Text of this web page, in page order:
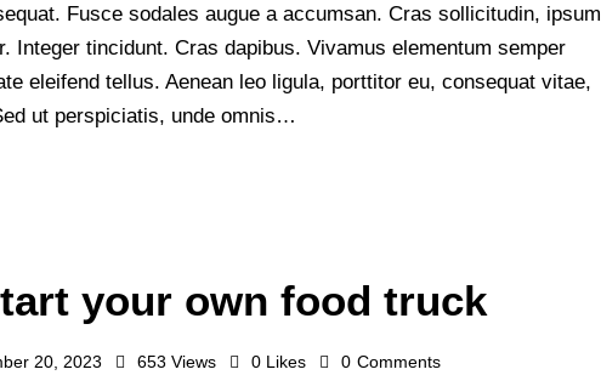
Fusce sodales augue a accumsan. Cras sollicitudin, ipsum
Integer tincidunt. Cras dapibus. Vivamus elementum semper
eleifend tellus. Aenean leo ligula, porttitor eu, consequat vitae,
ut perspiciatis, unde omnis…
your own food truck
20, 2023 653 Views 0 Likes 0 Comments